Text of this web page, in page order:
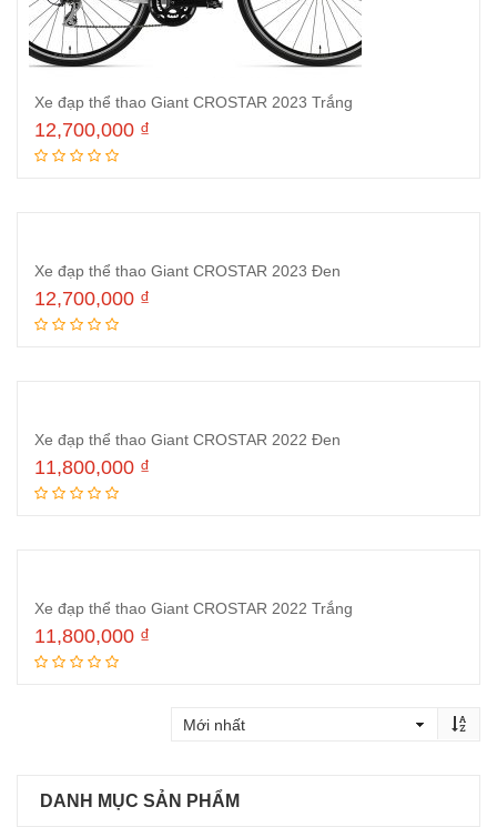
Xe đạp thể thao Giant CROSTAR 2023 Trắng
12,700,000 ₫
Xe đạp thể thao Giant CROSTAR 2023 Đen
12,700,000 ₫
Xe đạp thể thao Giant CROSTAR 2022 Đen
11,800,000 ₫
Xe đạp thể thao Giant CROSTAR 2022 Trắng
11,800,000 ₫
DANH MỤC SẢN PHẨM